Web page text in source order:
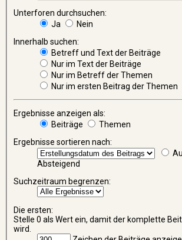
Unterforen durchsuchen:
Ja
Nein
Innerhalb suchen:
Betreff und Text der Beiträge
Nur im Text der Beiträge
Nur im Betreff der Themen
Nur im ersten Beitrag der Themen
Ergebnisse anzeigen als:
Beiträge
Themen
Ergebnisse sortieren nach:
Absteigend
Suchzeitraum begrenzen:
Die ersten:
Stelle 0 als Wert ein, damit der komplette
wird.